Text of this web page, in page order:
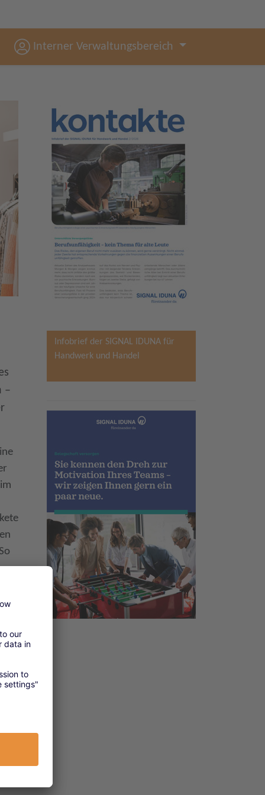
Interner Verwaltungsbereich
–
Infobrief der SIGNAL IDUNA für
Handwerk und Handel